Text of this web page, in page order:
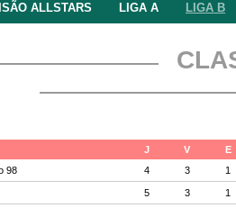
ALLSTARS LIGA A LIGA B
J V
E
98 4 3 1
5 3 1